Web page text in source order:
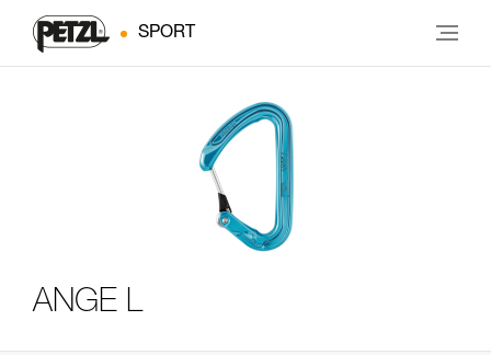
SPORT
ANGE L